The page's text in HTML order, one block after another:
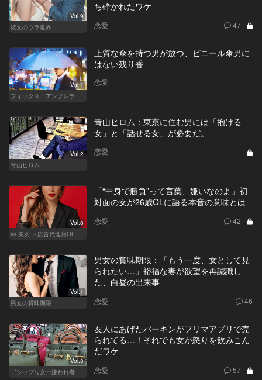
Vol.9
彼女のウラ世界
ち砕かれたワケ
恋愛 47
Vol.1
上質な傘を持つ男が放つ、ビニール傘男に
はない残り香
恋愛
Vol.2
青山ヒロム
青山ヒロム：東京に住む男には「抱ける
女」と「話せる女」が必要だ。
恋愛
Vol.8
「“中身で勝負”って言葉、嫌いなのよ」初
対面の女が26歳OLに語る本音の意味とは
恋愛 42
Vol.1
男女の賞味期限
男女の賞味期限：「もう一度、女として見
られたい…」裕福な妻が欲望を再認識し
た、白昼の出来事
恋愛 46
Vol.3
友人にあげたバーキンがフリマアプリで売
られてる…！それでも女が怒りを飲みこん
だワケ
恋愛 57